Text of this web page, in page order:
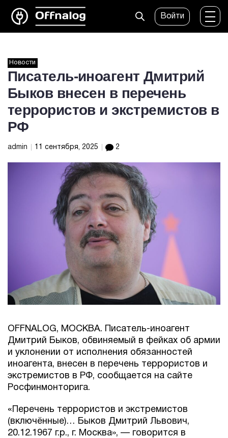
Войти
Новости
Писатель-иноагент Дмитрий
Быков внесен в перечень
террористов и экстремистов в
РФ
admin 11 сентября, 2025 2
OFFNALOG, МОСКВА. Писатель-иноагент
Дмитрий Быков, обвиняемый в фейках об армии
и уклонении от исполнения обязанностей
иноагента, внесен в перечень террористов и
экстремистов в РФ, сообщается на сайте
Росфинмонторига.
«Перечень террористов и экстремистов
(включённые)… Быков Дмитрий Львович,
20.12.1967 г.р., г. Москва», — говорится в